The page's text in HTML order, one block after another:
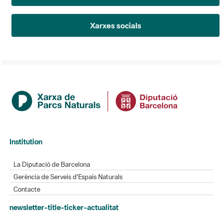
Xarxes socials
Institution
La Diputació de Barcelona
Gerència de Serveis d'Espais Naturals
Contacte
newsletter-title-ticker-actualitat